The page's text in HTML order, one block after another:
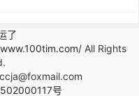
了
All Rights
号